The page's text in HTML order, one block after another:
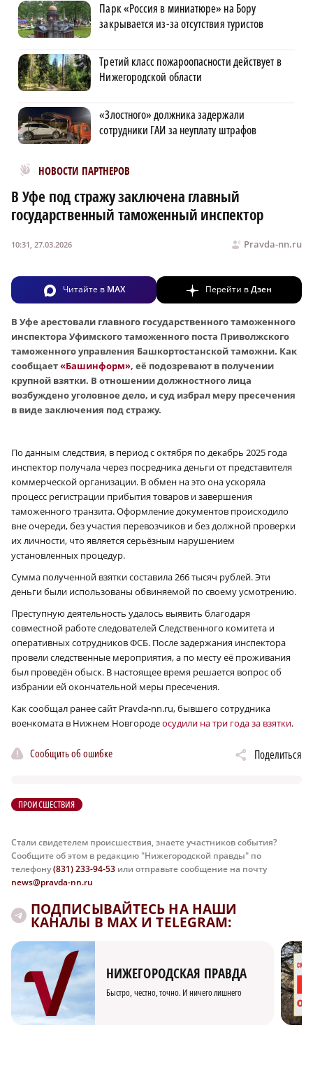
Парк «Россия в миниатюре» на Бору
закрывается из-за отсутствия туристов
Третий класс пожароопасности действует в
Нижегородской области
«Злостного» должника задержали
сотрудники ГАИ за неуплату штрафов
НОВОСТИ ПАРТНЕРОВ
Новости МирТесен
В Уфе под стражу заключена главный
государственный таможенный инспектор
Pravda-nn.ru
10:31, 27.03.2026
Читайте в MAX Перейти вДзен
В Уфе арестовали главного государственного таможенного
инспектора Уфимского таможенного поста Приволжского
таможенного управления Башкортостанской таможни. Как
сообщает«Башинформ», её подозревают в получении
крупной взятки. В отношении должностного лица
возбуждено уголовное дело, и суд избрал меру пресечения
в виде заключения под стражу.
По данным следствия, в период с октября по декабрь 2025 года
инспектор получала через посредника деньги от представителя
коммерческой организации. В обмен на это она ускоряла
процесс регистрации прибытия товаров и завершения
таможенного транзита. Оформление документов происходило
вне очереди, без участия перевозчиков и без должной проверки
их личности, что является серьёзным нарушением
установленных процедур.
Сумма полученной взятки составила 266 тысяч рублей. Эти
деньги были использованы обвиняемой по своему усмотрению.
Преступную деятельность удалось выявить благодаря
совместной работе следователей Следственного комитета и
оперативных сотрудников ФСБ. После задержания инспектора
провели следственные мероприятия, а по месту её проживания
был проведён обыск. В настоящее время решается вопрос об
избрании ей окончательной меры пресечения.
Как сообщал ранее сайт Pravda-nn.ru, бывшего сотрудника
военкомата в Нижнем Новгородеосудили на три года за взятки.
Сообщить об ошибке Поделиться
ПРОИСШЕСТВИЯ
Стали свидетелем происшествия, знаете участников события?
Сообщите об этом в редакцию "Нижегородской правды" по
телефону(831) 233-94-53 или отправьте сообщение на почту
news@pravda-nn.ru
ПОДПИСЫВАЙТЕСЬ НА НАШИ
КАНАЛЫ В MAX И TELEGRAM:
НИЖЕГОРОДСКАЯ ПРАВДА
Быстро, честно, точно. И ничего лишнего